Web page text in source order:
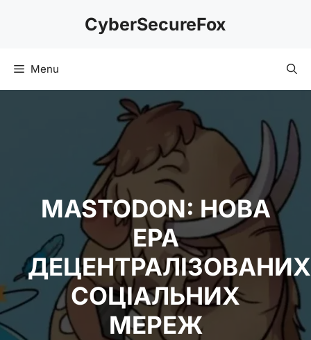
CyberSecureFox
Menu
MASTODON: НОВА
ЕРА
ДЕЦЕНТРАЛІЗОВАНИХ
СОЦІАЛЬНИХ
МЕРЕЖ